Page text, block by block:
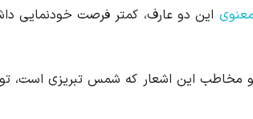
معنوی این دو عارف، کمتر فرصت خودنمایی
و مخاطب این اشعار که شمس تبریزی است،